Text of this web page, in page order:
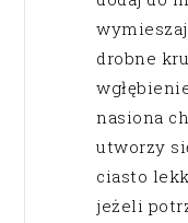
drobne
nasiona
utworzy
ciasto
jeżeli